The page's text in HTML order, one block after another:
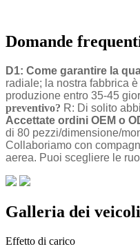
Domande
D1: Come garantire la
radiale; la nostra fabbrica
produzione entro 35-45
preventivo? R: Di solito
Accettate ordini OEM o
di 80 pezzi/dimensione/
Collaboriamo con
aerea. Puoi scegliere le
Galleria dei veicoli
Effetto di carico